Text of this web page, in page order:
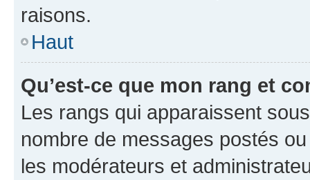
raisons.
Haut
Qu’est-ce que mon rang et
Les rangs qui apparaissent
nombre de messages postés
les modérateurs et